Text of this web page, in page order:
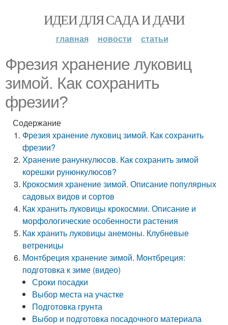
ИДЕИ ДЛЯ САДА И ДАЧИ
главная новости статьи
Фрезия хранение луковиц
зимой. Как сохранить
фрезии?
Содержание
Фрезия хранение луковиц зимой. Как сохранить
фрезии?
Хранение ранункулюсов. Как сохранить зимой
корешки рунюнкулюсов?
Крокосмия хранение зимой. Описание популярных
садовых видов и сортов
Как хранить луковицы крокосмии. Описание и
морфологические особенности растения
Как хранить луковицы анемоны. Клубневые
ветреницы
Монтбреция хранение зимой. Монтбреция:
подготовка к зиме (видео)
Сроки посадки
Выбор места на участке
Подготовка грунта
Выбор и подготовка посадочного материала